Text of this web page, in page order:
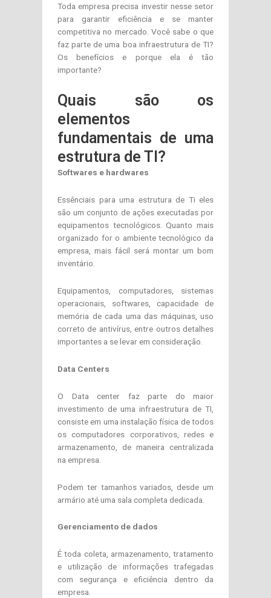
Toda empresa precisa investir nesse setor
para garantir eficiência e se manter
competitiva no mercado. Você sabe o que
faz parte de uma boa infraestrutura de TI?
Os benefícios e porque ela é tão
importante?
Quais são os
elementos
fundamentais de uma
estrutura de TI?
Softwares e hardwares
Essênciais para uma estrutura de Ti eles
são um conjunto de ações executadas por
equipamentos tecnológicos. Quanto mais
organizado for o ambiente tecnológico da
empresa, mais fácil será montar um bom
inventário.
Equipamentos, computadores, sistemas
operacionais, softwares, capacidade de
memória de cada uma das máquinas, uso
correto de antivírus, entre outros detalhes
importantes a se levar em consideração.
Data Centers
O Data center faz parte do maior
investimento de uma infraestrutura de TI,
consiste em uma instalação física de todos
os computadores corporativos, redes e
armazenamento, de maneira centralizada
na empresa.
Podem ter tamanhos variados, desde um
armário até uma sala completa dedicada.
Gerenciamento de dados
É toda coleta, armazenamento, tratamento
e utilização de informações trafegadas
com segurança e eficiência dentro da
empresa.